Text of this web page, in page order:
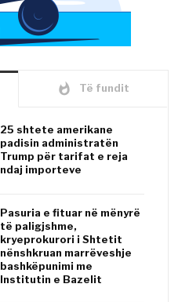
whatshot Të fundit
25 shtete amerikane
padisin administratën
Trump për tarifat e reja
ndaj importeve
Pasuria e fituar në mënyrë
të paligjshme,
kryeprokurori i Shtetit
nënshkruan marrëveshje
bashkëpunimi me
Institutin e Bazelit